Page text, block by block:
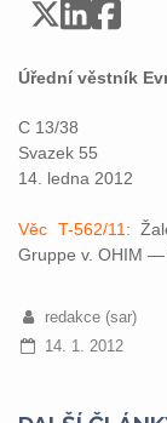
Úřední věstník
C 13/38
Svazek 55
14. ledna 2012
Věc T-562/11:
Gruppe v. OHIM —
redakce (sar)
14. 1. 2012